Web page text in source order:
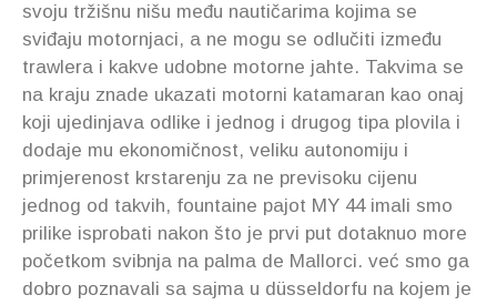
svoju tržišnu nišu među nautičarima kojima se
sviđaju motornjaci, a ne mogu se odlučiti između
trawlera i kakve udobne motorne jahte. Takvima se
na kraju znade ukazati motorni katamaran kao onaj
koji ujedinjava odlike i jednog i drugog tipa plovila i
dodaje mu ekonomičnost, veliku autonomiju i
primjerenost krstarenju za ne previsoku cijenu
jednog od takvih, fountaine pajot MY 44 imali smo
prilike isprobati nakon što je prvi put dotaknuo more
početkom svibnja na palma de Mallorci. već smo ga
dobro poznavali sa sajma u düsseldorfu na kojem je